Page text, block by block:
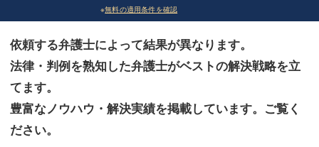
法律相談など（その他）
お客様へ
みずほ中央の特長・実質編
みずほ中央の特長・形式編
※無料の適用条件を確認
依頼する弁護士によって結果が異なります。
法律・判例を熟知した弁護士がベストの解決戦略を立
てます。
豊富なノウハウ・解決実績を掲載しています。ご覧く
ださい。
法律相談など（その他）
お客様へ
みずほ中央の特長・実質編
みずほ中央の特長・形式編